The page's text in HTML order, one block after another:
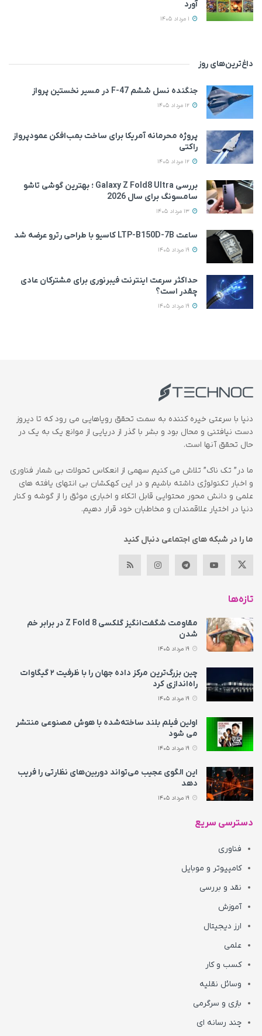
آورد
داغ‌ترین‌های روز
جنگنده نسل ششم F-47 در مسیر نخستین پرواز
پروژه محرمانه آمریکا برای ساخت بمب‌افکن عمودپرواز
راکتی
بررسی Galaxy Z Fold8 Ultra ؛ بهترین گوشی تاشو
سامسونگ برای سال 2026
ساعت LTP-B150D-7B کاسیو با طراحی رترو عرضه شد
حداکثر سرعت اینترنت فیبرنوری برای مشترکان عادی
چقدر است؟
دنیا با سرعتی خیره کننده به سمت تحقق رویاهایی می رود که تا دیروز
دست نیافتنی و محال بود و بشر با گذر از دریایی از موانع یک به یک در
حال تحقق آنها است.
ما در” تک ناک” تلاش می کنیم سهمی از انعکاس تحولات بی شمار فناوری
و اخبار تکنولوژی داشته باشیم و در این کهکشان بی انتهای یافته های
علمی و دانش محور محتوایی قابل اتکاء و اخباری موثق را از گوشه و کنار
دنیا در اختیار علاقمندان و مخاطبان خود قرار دهیم.
ما را در شبکه های اجتماعی دنبال کنید
تازه‌ها
مقاومت شگفت‌انگیز گلکسی Z Fold 8 در برابر خم
شدن
چین بزرگ‌ترین مرکز داده جهان را با ظرفیت ۲ گیگاوات
راه‌اندازی کرد
اولین فیلم بلند ساخته‌شده با هوش مصنوعی منتشر
می‌ شود
این الگوی عجیب می‌تواند دوربین‌های نظارتی را فریب
دهد
دسترسی سریع
فناوری
کامپیوتر و موبایل
نقد و بررسی
آموزش
ارز دیجیتال
علمی
کسب و کار
وسائل نقلیه
بازی و سرگرمی
چند رسانه ای